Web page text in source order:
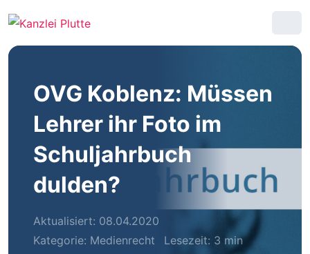
OVG Koblenz: Müssen
Lehrer ihr Foto im
Schuljahrbuch
dulden?
Aktualisiert: 08.04.2020
Kategorie: Medienrecht Lesezeit: 3 min